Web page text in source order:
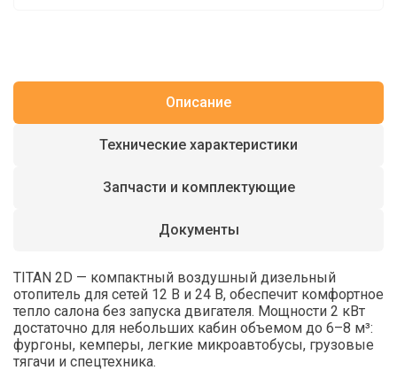
Описание
Технические характеристики
Запчасти и комплектующие
Документы
TITAN 2D — компактный воздушный дизельный
отопитель для сетей 12 В и 24 В, обеспечит комфортное
тепло салона без запуска двигателя. Мощности 2 кВт
достаточно для небольших кабин объемом до 6–8 м³:
фургоны, кемперы, легкие микроавтобусы, грузовые
тягачи и спецтехника.